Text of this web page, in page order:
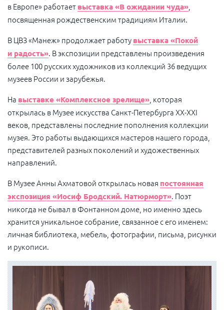
в Европе» работает выставка «В ожидании чуда»
посвященная рождественским традициям Италии.
В ЦВЗ «Манеж» продолжает работу выставка «Покой
и радость». В экспозиции представлены произведения
более 100 русских художников из коллекций 36 ведущих
музеев России и зарубежья.
На выставке «Комплексное зрелище» , которая
открылась в Музее искусства Санкт-ПетербургаXX-XXI
веков, представлены последние пополнения коллекции
музея. Это работы выдающихся мастеров нашего города,
представителей разных поколений и художественных
направлений.
В Музее Анны Ахматовой открылась новая постоянная
экспозиция «Иосиф Бродский. Натюрморт». Поэт
никогда не бывал в Фонтанном доме, но именно здесь
хранится уникальное собрание, связанное с его именем:
личная библиотека, мебель, фотографии, письма, рисунки
и рукописи.